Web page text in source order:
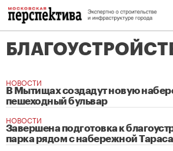
НОВОСТИ
В Мытищах создадут новую
пешеходный бульвар
НОВОСТИ
Завершена подготовка к
парка рядом с набережной